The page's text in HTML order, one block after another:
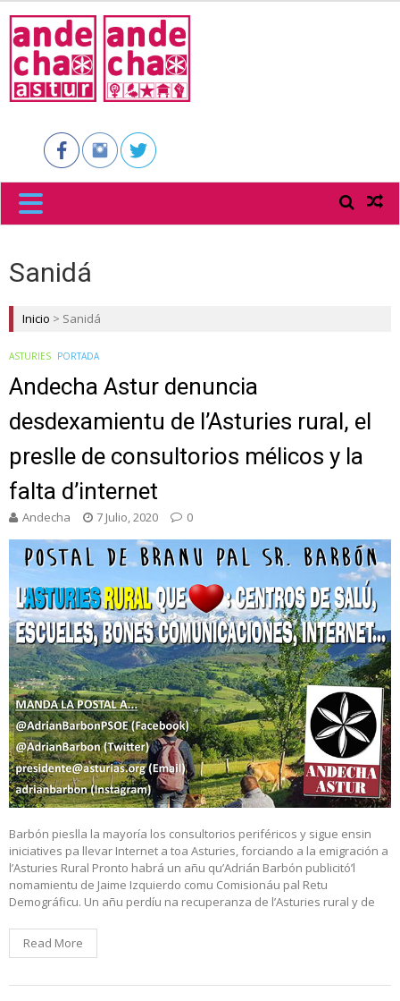
ASTUR
Sanidá
Inicio > Sanidá
ASTURIES PORTADA
Andecha Astur denuncia
desdexamientu de l’Asturies rural, el
preslle de consultorios mélicos y la
falta d’internet
Andecha 7 Julio, 2020 0
Barbón pieslla la mayoría los consultorios periféricos y sigue ensin
iniciatives pa llevar Internet a toa Asturies, forciando a la emigración a
l’Asturies Rural Pronto habrá un añu qu’Adrián Barbón publicitó’l
nomamientu de Jaime Izquierdo comu Comisionáu pal Retu
Demográficu. Un añu perdíu na recuperanza de l’Asturies rural y de
Read More